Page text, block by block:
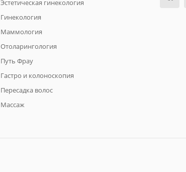
Эстетическая гинекология
Гинекология
Маммология
Отоларингология
Путь Фрау
Гастро и колоноскопия
Пересадка волос
Массаж